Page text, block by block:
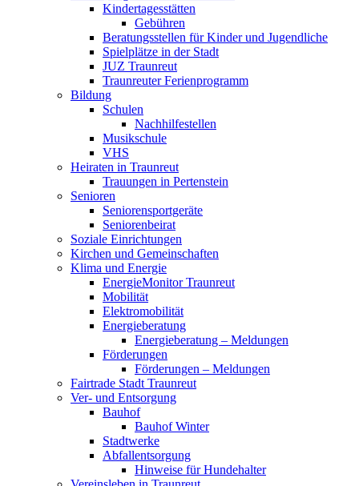
Kindertagesstätten
Gebühren
Beratungsstellen für Kinder und Jugendliche
Spielplätze in der Stadt
JUZ Traunreut
Traunreuter Ferienprogramm
Bildung
Schulen
Nachhilfestellen
Musikschule
VHS
Heiraten in Traunreut
Trauungen in Pertenstein
Senioren
Seniorensportgeräte
Seniorenbeirat
Soziale Einrichtungen
Kirchen und Gemeinschaften
Klima und Energie
EnergieMonitor Traunreut
Mobilität
Elektromobilität
Energieberatung
Energieberatung – Meldungen
Förderungen
Förderungen – Meldungen
Fairtrade Stadt Traunreut
Ver- und Entsorgung
Bauhof
Bauhof Winter
Stadtwerke
Abfallentsorgung
Hinweise für Hundehalter